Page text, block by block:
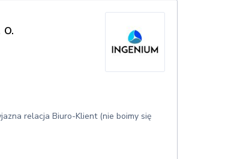
relacja Biuro-Klient (nie boimy się